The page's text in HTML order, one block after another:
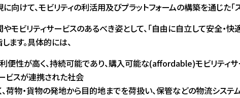
向けて、モビリティの利活用及びプラットフォームの構築を通じた「
モビリティサービスのあるべき姿として、「自由に自立して安全・快
ます。具体的には、
便性が高く、持続可能であり、購入可能な(affordable)モビリティ
ビスが連携された社会
荷物・貨物の発地から目的地までを荷扱い、保管などの物流シス